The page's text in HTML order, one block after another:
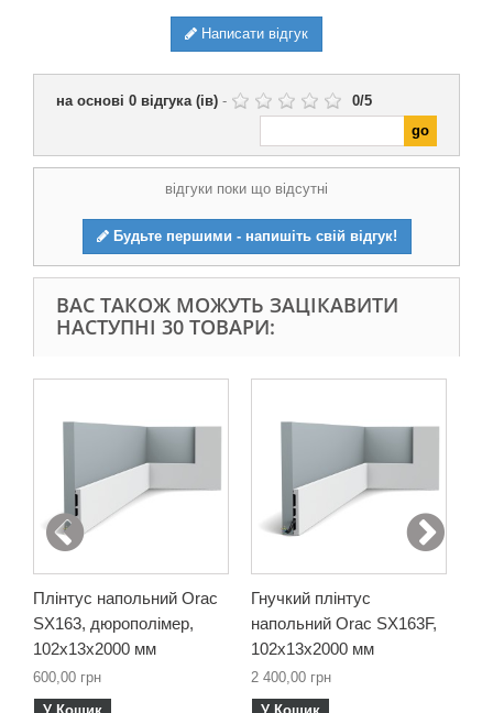
Написати відгук
на основі 0 відгука (ів) - 0/5
відгуки поки що відсутні
Будьте першими - напишіть свій відгук!
ВАС ТАКОЖ МОЖУТЬ ЗАЦІКАВИТИ
НАСТУПНІ 30 ТОВАРИ:
Плінтус напольний Orac
SX163, дюрополімер,
102х13х2000 мм
600,00 грн
Гнучкий плінтус
напольний Orac SX163F,
102х13х2000 мм
2 400,00 грн